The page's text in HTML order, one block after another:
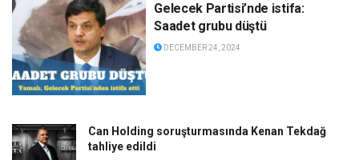
Gelecek Partisi’nde istifa:
Saadet grubu düştü
DECEMBER 24, 2024
Can Holding soruşturmasında Kenan Tekdağ
tahliye edildi